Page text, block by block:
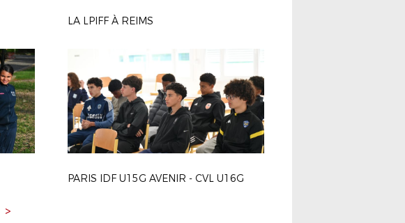
LA LPIFF À REIMS
PARIS IDF U15G AVENIR - CVL U16G
>